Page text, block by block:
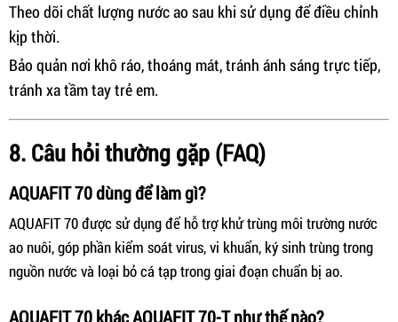
Theo dõi chất lượng nước ao sau khi sử dụng để điều chỉnh
kịp thời.
Bảo quản nơi khô ráo, thoáng mát, tránh ánh sáng trực tiếp,
tránh xa tầm tay trẻ em.
8. Câu hỏi thường gặp (FAQ)
AQUAFIT 70 dùng để làm gì?
AQUAFIT 70 được sử dụng để hỗ trợ khử trùng môi trường nước
ao nuôi, góp phần kiểm soát virus, vi khuẩn, ký sinh trùng trong
nguồn nước và loại bỏ cá tạp trong giai đoạn chuẩn bị ao.
AQUAFIT 70 khác AQUAFIT 70-T như thế nào?